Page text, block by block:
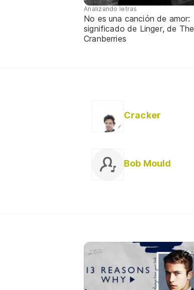
Analizando letras
No es una canción de amor:
significado de Linger, de The
Cranberries
Cracker
Bob Mould